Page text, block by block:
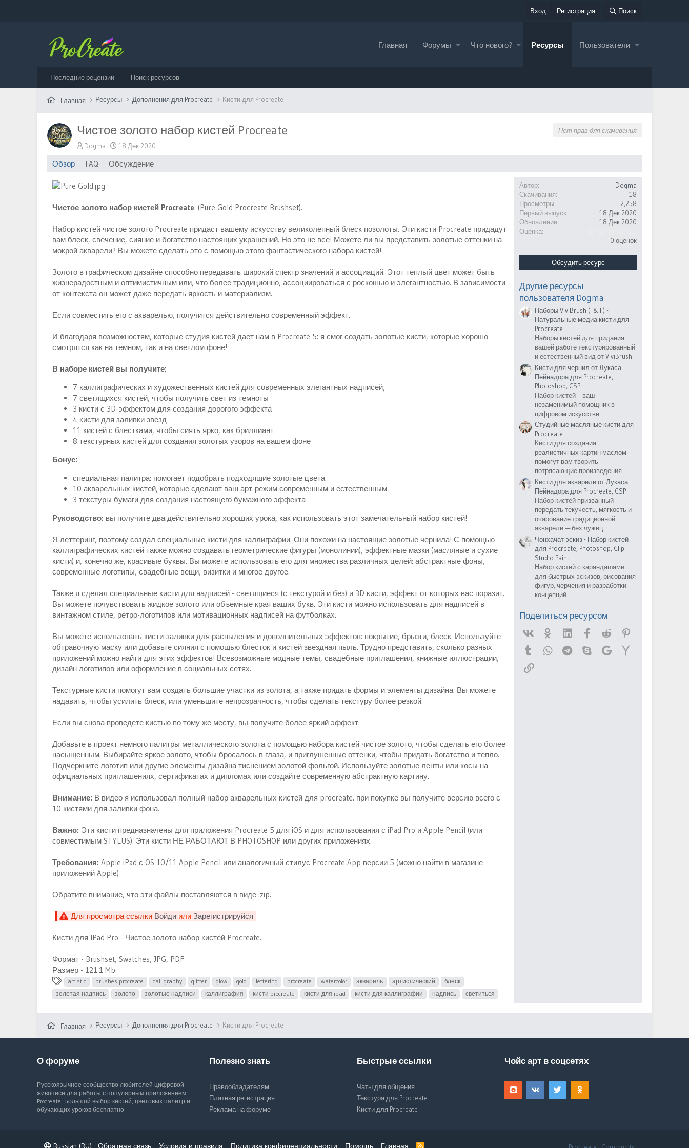
Вход Регистрация Поиск
Главная Форумы Что нового? Ресурсы Пользователи
Последние рецензии Поиск ресурсов
Главная Ресурсы Дополнения для Procreate Кисти для Procreate
Чистое золото набор кистей Procreate
Нет прав для скачивания
А
в
т
о
Dogma
Д
а
т
а
д
н
и
я
18 Дек 2020
Обзор FAQ Обсуждение
Чистое золото набор кистей Procreate. (Pure Gold Procreate Brushset).
Набор кистей чистое золото Procreate придаст вашему искусству великолепный блеск позолоты. Эти кисти Procreate придадут
вам блеск, свечение, сияние и богатство настоящих украшений. Но это не все! Можете ли вы представить золотые оттенки на
мокрой акварели? Вы можете сделать это с помощью этого фантастического набора кистей!
Золото в графическом дизайне способно передавать широкий спектр значений и ассоциаций. Этот теплый цвет может быть
жизнерадостным и оптимистичным или, что более традиционно, ассоциироваться с роскошью и элегантностью. В зависимости
от контекста он может даже передать яркость и материализм.
Если совместить его с акварелью, получится действительно современный эффект.
И благодаря возможностям, которые студия кистей дает нам в Procreate 5: я смог создать золотые кисти, которые хорошо
смотрятся как на темном, так и на светлом фоне!
В наборе кистей вы получите:
7 каллиграфических и художественных кистей для современных элегантных надписей;
7 светящихся кистей, чтобы получить свет из темноты
3 кисти с 3D-эффектом для создания дорогого эффекта
4 кисти для заливки звезд
11 кистей с блестками, чтобы сиять ярко, как бриллиант
8 текстурных кистей для создания золотых узоров на вашем фоне
Бонус:
специальная палитра: помогает подобрать подходящие золотые цвета
10 акварельных кистей, которые сделают ваш арт-режим современным и естественным
3 текстуры бумаги для создания настоящего бумажного эффекта
Руководство: вы получите два действительно хороших урока, как использовать этот замечательный набор кистей!
Я леттеринг, поэтому создал специальные кисти для каллиграфии. Они похожи на настоящие золотые чернила! С помощью
каллиграфических кистей также можно создавать геометрические фигуры (монолинии), эффектные мазки (масляные и сухие
кисти) и, конечно же, красивые буквы. Вы можете использовать его для множества различных целей: абстрактные фоны,
современные логотипы, свадебные вещи, визитки и многое другое.
Также я сделал специальные кисти для надписей - светящиеся (с текстурой и без) и 3D кисти, эффект от которых вас поразит.
Вы можете почувствовать жидкое золото или объемные края ваших букв. Эти кисти можно использовать для надписей в
винтажном стиле, ретро-логотипов или мотивационных надписей на футболках.
Вы можете использовать кисти-заливки для распыления и дополнительных эффектов: покрытие, брызги, блеск. Используйте
обтравочную маску или добавьте сияния с помощью блесток и кистей звездная пыль. Трудно представить, сколько разных
приложений можно найти для этих эффектов! Всевозможные модные темы, свадебные приглашения, книжные иллюстрации,
дизайн логотипов или оформление в социальных сетях.
Текстурные кисти помогут вам создать большие участки из золота, а также придать формы и элементы дизайна. Вы можете
надавить, чтобы усилить блеск, или уменьшите непрозрачность, чтобы сделать текстуру более резкой.
Если вы снова проведете кистью по тому же месту, вы получите более яркий эффект.
Добавьте в проект немного палитры металлического золота с помощью набора кистей чистое золото, чтобы сделать его более
насыщенным. Выбирайте яркое золото, чтобы бросалось в глаза, и приглушенные оттенки, чтобы придать богатство и тепло.
Подчеркните логотип или другие элементы дизайна тиснением золотой фольгой. Используйте золотые ленты или косы на
официальных приглашениях, сертификатах и дипломах или создайте современную абстрактную картину.
Внимание: В видео я использовал полный набор акварельных кистей для procreate. при покупке вы получите версию всего с
10 кистями для заливки фона.
Важно: Эти кисти предназначены для приложения Procreate 5 для iOS и для использования с iPad Pro и Apple Pencil (или
совместимым STYLUS). Эти кисти НЕ РАБОТАЮТ В PHOTOSHOP или других приложениях.
Требования: Apple iPad с OS 10/11 Apple Pencil или аналогичный стилус Procreate App версии 5 (можно найти в магазине
приложений Apple)
Обратите внимание, что эти файлы поставляются в виде .zip.
Для просмотра ссылки Войди или Зарегистрируйся
Кисти для IPad Pro - Чистое золото набор кистей Procreate.
Формат - Brushset, Swatches, JPG, PDF
Размер - 121.1 Mb
Т
е
г
и
artistic brushes procreate calligraphy glitter glow gold lettering procreate watercolor акварель артистический
блеск
золотая надпись
золото золотые надписи каллиграфия кисти procreate кисти для ipad кисти для каллиграфии надпись светиться
Автор
Dogma
Скачивания
18
Просмотры
2,258
Первый выпуск
18 Дек 2020
Обновление
18 Дек 2020
Оценка
.
0
в
0 оценок
Обсудить ресурс
Другие ресурсы
пользователя Dogma
Наборы ViviBrush (I & II) -
Натуральные медиа кисти для
Procreate
Наборы кистей для придания
вашей работе текстурированный
и естественный вид от ViviBrush.
Кисти для чернил от Лукаса
Пейнадора для Procreate,
Photoshop, CSP
Набор кистей – ваш
незаменимый помощник в
цифровом искусстве.
Студийные масляные кисти для
Procreate
Кисти для создания
реалистичных картин маслом
помогут вам творить
потрясающие произведения.
Кисти для акварели от Лукаса
Пейнадора для Procreate, CSP
Набор кистей призванный
передать текучесть, мягкость и
очарование традиционной
акварели — без лужиц.
Чонхачат эскиз - Набор кистей
для Procreate, Photoshop, Clip
Studio Paint
Набор кистей с карандашами
для быстрых эскизов, рисования
фигур, черчения и разработки
концепций.
Поделиться ресурсом
Linked InFacebookReddit
TumblrWhatsAppTelegramSkypeGoogle
Ссылка
Главная Ресурсы Дополнения для Procreate Кисти для Procreate
О форуме
Русскоязычное сообщество любителей цифровой
живописи для работы с популярным приложением
Procreate. Большой выбор кистей, цветовых палитр и
обучающих уроков бесплатно.
Полезно знать
Правообладателям
Платная регистрация
Реклама на форуме
Быстрые ссылки
Чаты для общения
Текстура для Procreate
Кисти для Procreate
Чойс арт в соцсетях
Russian (RU) Обратная связь Условия и правила Политика конфиденциальности Помощь Главная R